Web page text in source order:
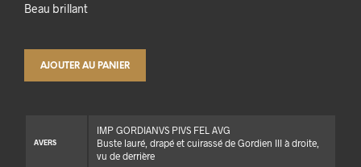
Beau brillant
AJOUTER AU PANIER
AVERS
IMP GORDIANVS PIVS FEL AVG
Buste lauré, drapé et cuirassé de Gordien III à droite,
vu de derrière